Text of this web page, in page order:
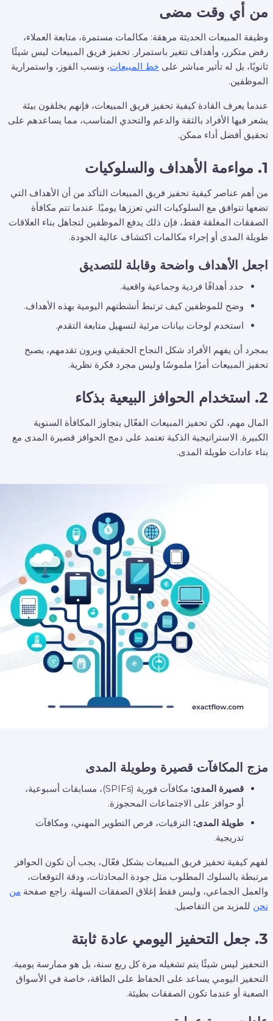
من أي وقت مضى
وظيفة المبيعات الحديثة مرهقة: مكالمات مستمرة، متابعة العملاء،
رفض متكرر، وأهداف تتغير باستمرار. تحفيز فريق المبيعات ليس شيئًا
ثانويًا، بل له تأثير مباشر على خط المبيعات، ونسب الفوز، واستمرارية
الموظفين.
عندما يعرف القادة كيفية تحفيز فريق المبيعات، فإنهم يخلقون بيئة
يشعر فيها الأفراد بالثقة والدعم والتحدي المناسب، مما يساعدهم على
تحقيق أفضل أداء ممكن.
1. مواءمة الأهداف والسلوكيات
من أهم عناصر كيفية تحفيز فريق المبيعات التأكد من أن الأهداف التي
تضعها تتوافق مع السلوكيات التي تعززها يوميًا. عندما تتم مكافأة
الصفقات المغلقة فقط، فإن ذلك يدفع الموظفين لتجاهل بناء العلاقات
طويلة المدى أو إجراء مكالمات اكتشاف عالية الجودة.
اجعل الأهداف واضحة وقابلة للتصديق
حدد أهدافًا فردية وجماعية واقعية.
وضح للموظفين كيف ترتبط أنشطتهم اليومية بهذه الأهداف.
استخدم لوحات بيانات مرئية لتسهيل متابعة التقدم.
بمجرد أن يفهم الأفراد شكل النجاح الحقيقي ويرون تقدمهم، يصبح
تحفيز المبيعات أمرًا ملموسًا وليس مجرد فكرة نظرية.
2. استخدام الحوافز البيعية بذكاء
المال مهم، لكن تحفيز المبيعات الفعّال يتجاوز المكافأة السنوية
الكبيرة. الاستراتيجية الذكية تعتمد على دمج الحوافز قصيرة المدى مع
بناء عادات طويلة المدى.
مزج المكافآت قصيرة وطويلة المدى
قصيرة المدى:
مكافآت فورية (SPIFs)، مسابقات أسبوعية،
أو حوافز على الاجتماعات المحجوزة.
طويلة المدى: الترقيات، فرص التطوير المهني، ومكافآت
تدريجية.
لفهم كيفية تحفيز فريق المبيعات بشكل فعّال، يجب أن تكون الحوافز
مرتبطة بالسلوك المطلوب مثل جودة المحادثات، ودقة التوقعات،
والعمل الجماعي، وليس فقط إغلاق الصفقات السهلة. راجع صفحة من
نحن للمزيد من التفاصيل.
3. جعل التحفيز اليومي عادة ثابتة
التحفيز ليس شيئًا يتم تشغيله مرة كل ربع سنة، بل هو ممارسة يومية.
التحفيز اليومي يساعد على الحفاظ على الطاقة، خاصة في الأسواق
الصعبة أو عندما تكون الصفقات بطيئة.